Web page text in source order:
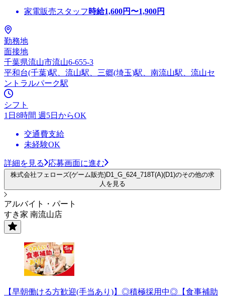
家電販売スタッフ 時給1,600円〜1,900円
勤務地
面接地
千葉県流山市流山6-655-3
平和台(千葉)駅、流山駅、三郷(埼玉)駅、南流山駅、流山セ
ントラルパーク駅
シフト
1日8時間 週5日からOK
交通費支給
未経験OK
詳細を見る 応募画面に進む
株式会社フェローズ(ゲーム販売)D1_G_624_718T(A)(D1)のその他の求
人を見る
アルバイト・パート
すき家 南流山店
【早朝働ける方歓迎(手当あり)】◎積極採用中◎【食事補助